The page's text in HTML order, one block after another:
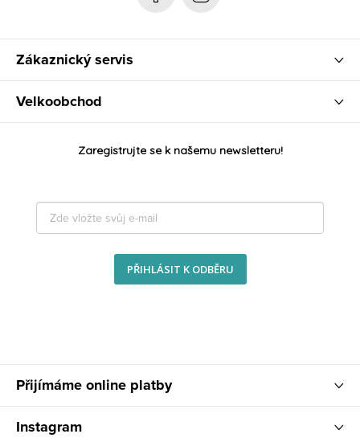
Zákaznický servis
Velkoobchod
Zaregistrujte se k našemu newsletteru!
PŘIHLÁSIT K ODBĚRU
Přijímáme online platby
Instagram